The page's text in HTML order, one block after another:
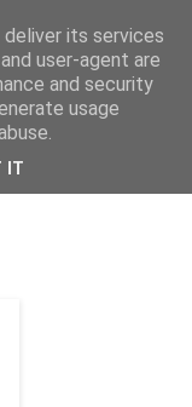
condividere
its services
user-agent are
and security
usage
IT